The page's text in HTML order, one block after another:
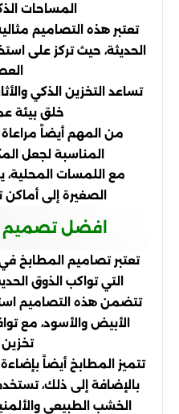
المساحات
تعتبر هذه التصاميم
الحديثة، حيث تركز على
تساعد التخزين الذكي
خلق بيئة
من المهم أيضاً مراعاة
المناسبة لجعل
مع اللمسات المحلية،
الصغيرة إلى
افضل تصميم
تعتبر تصاميم المطابخ
التي تواكب الذوق
تتضمن هذه التصاميم
الأبيض والأسود، مع
تتميز المطابخ أيضاً
بالإضافة إلى ذلك،
الخشب الطبيعي